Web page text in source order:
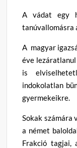
A vádat egy
tanúvallomásra
A magyar
éve
is
indokolatlan
gyermekeikre.
Sokak számára
a német
Frakció tagjai,